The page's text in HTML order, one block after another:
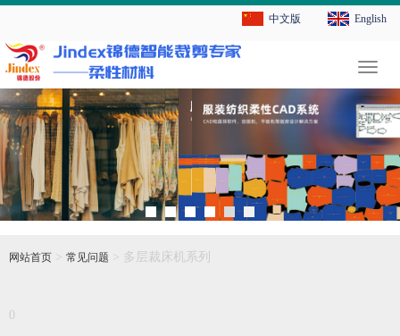
English
中文版
切
换
导
航
网站首页 > 常见问题 > 多层裁床机系列
0